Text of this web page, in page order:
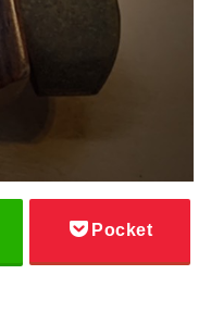
Pocket